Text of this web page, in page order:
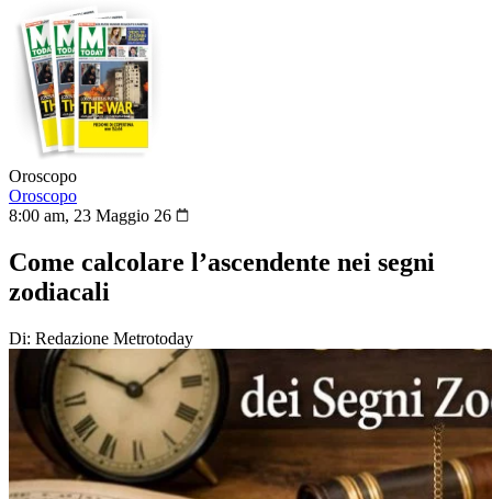
Oroscopo
Oroscopo
8:00 am, 23 Maggio 26
Come calcolare l’ascendente nei segni
zodiacali
Di: Redazione Metrotoday